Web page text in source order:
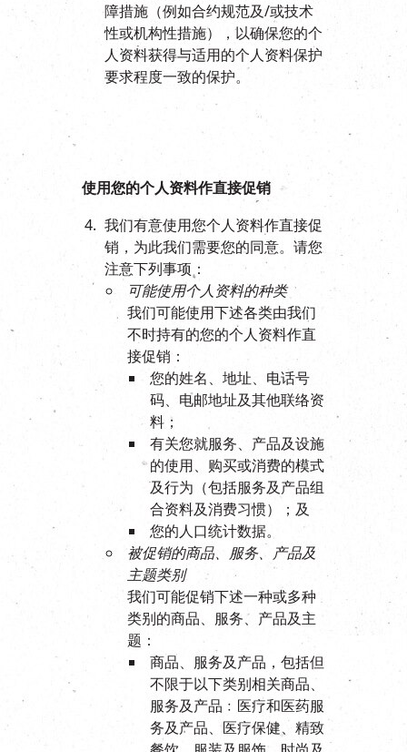
障措施（例如合约规范及/或技术
性或机构性措施），以确保您的个
人资料获得与适用的个人资料保护
要求程度一致的保护。
使用您的个人资料作直接促销
我们有意使用您个人资料作直接促
销，为此我们需要您的同意。请您
注意下列事项：
可能使用个人资料的种类
我们可能使用下述各类由我们
不时持有的您的个人资料作直
接促销：
您的姓名、地址、电话号
码、电邮地址及其他联络资
料；
有关您就服务、产品及设施
的使用、购买或消费的模式
及行为（包括服务及产品组
合资料及消费习惯）；及
您的人口统计数据。
被促销的商品、服务、产品及
主题类别
我们可能促销下述一种或多种
类别的商品、服务、产品及主
题：
商品、服务及产品，包括但
不限于以下类别相关商品、
服务及产品﹕医疗和医药服
务及产品、医疗保健、精致